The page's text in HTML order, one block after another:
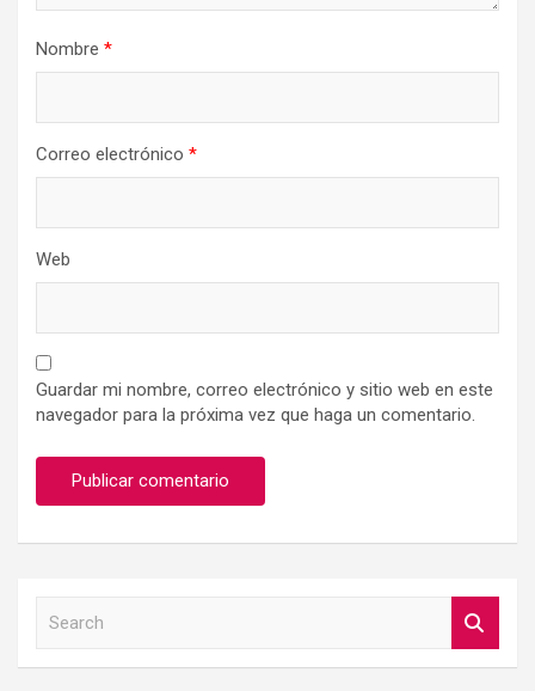
Nombre *
Correo electrónico *
Web
Guardar mi nombre, correo electrónico y sitio web en este
navegador para la próxima vez que haga un comentario.